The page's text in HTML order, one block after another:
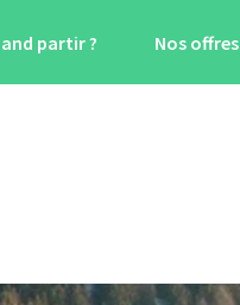
partir ? Nos offres